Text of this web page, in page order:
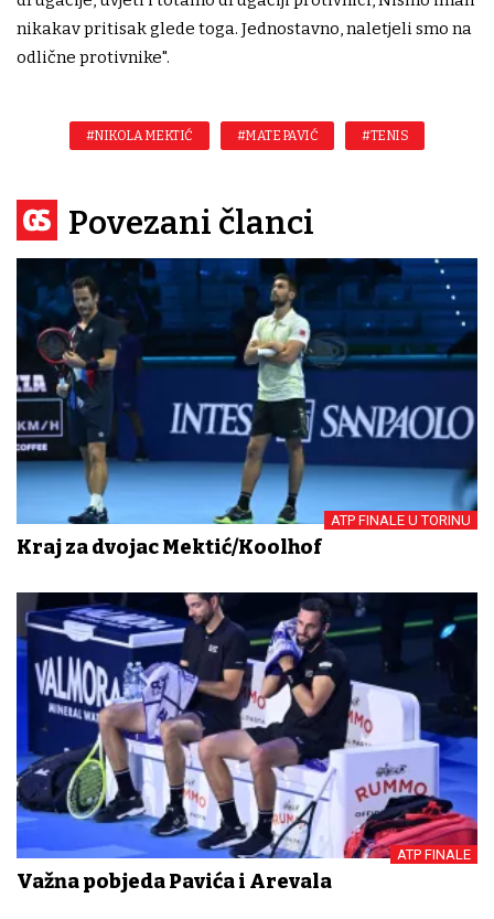
nikakav pritisak glede toga. Jednostavno, naletjeli smo na
odlične protivnike".
#NIKOLA MEKTIĆ #MATE PAVIĆ #TENIS
Povezani članci
ATP FINALE U TORINU
Kraj za dvojac Mektić/Koolhof
ATP FINALE
Važna pobjeda Pavića i Arevala